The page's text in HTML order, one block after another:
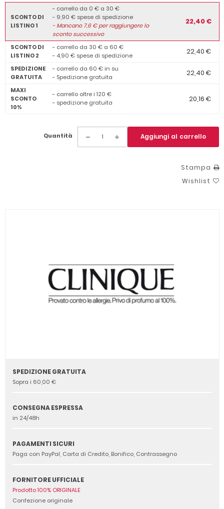
SCONTO DI
LISTINO 1
- carrello da 0 € a 30 €
- 9,90 € spese di spedizione
-Mancano7,6€ per raggiungere lo
sconto successivo
22,40 €
SCONTO DI
LISTINO 2
- carrello da 30 € a 60 €
- 4,90 € spese di spedizione
22,40 €
SPEDIZIONE
GRATUITA
- carrello da 60 € in su
- Spedizione gratuita
22,40 €
MAXI
SCONTO
10%
- carrello oltre i 120 €
- spedizione gratuita
20,16 €
Quantità Aggiungi al carrello
Stampa
Wishlist
SPEDIZIONE GRATUITA
Sopra i 60,00 €
CONSEGNA ESPRESSA
in 24/48h
PAGAMENTI SICURI
Paga con PayPal, Carta di Credito, Bonifico, Contrassegno
FORNITORE UFFICIALE
Prodotto 100% ORIGINALE
Confezione originale